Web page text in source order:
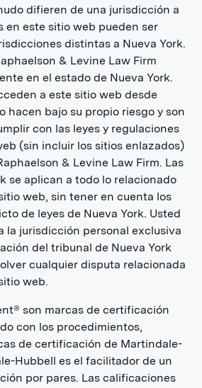
difieren de una jurisdicción a
en este sitio web pueden ser
distintas a Nueva York.
& Levine Law Firm
en el estado de Nueva York.
a este sitio web desde
hacen bajo su propio riesgo y son
con las leyes y regulaciones
(sin incluir los sitios enlazados)
& Levine Law Firm. Las
se aplican a todo lo relacionado
web, sin tener en cuenta los
de leyes de Nueva York. Usted
la jurisdicción personal exclusiva
del tribunal de Nueva York
cualquier disputa relacionada
web.
son marcas de certificación
con los procedimientos,
de certificación de Martindale-
Hubbell es el facilitador de un
por pares. Las calificaciones